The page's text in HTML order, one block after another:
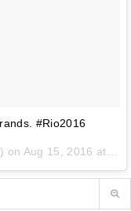
#Rio2016
on Aug 15, 2016 at 2:44pm PDT